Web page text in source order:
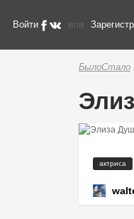
Войти или
БылоСтало
актриса